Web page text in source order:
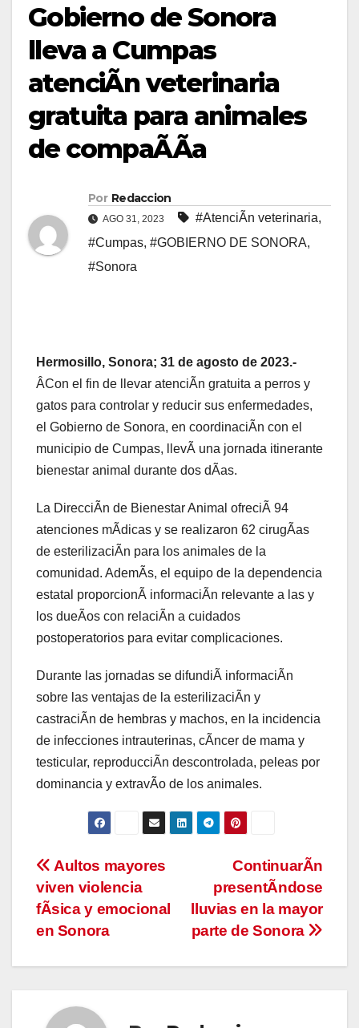
Gobierno de Sonora
lleva a Cumpas
atenciÃn veterinaria
gratuita para animales
de compaÃÃa
Por Redaccion
AGO 31, 2023 #AtenciÃn veterinaria,
#Cumpas, #GOBIERNO DE SONORA,
#Sonora
Hermosillo, Sonora; 31 de agosto de 2023.-
ÂCon el fin de llevar atenciÃn gratuita a perros y
gatos para controlar y reducir sus enfermedades,
el Gobierno de Sonora, en coordinaciÃn con el
municipio de Cumpas, llevÃ una jornada itinerante
bienestar animal durante dos dÃas.
La DirecciÃn de Bienestar Animal ofreciÃ 94
atenciones mÃdicas y se realizaron 62 cirugÃas
de esterilizaciÃn para los animales de la
comunidad. AdemÃs, el equipo de la dependencia
estatal proporcionÃ informaciÃn relevante a las y
los dueÃos con relaciÃn a cuidados
postoperatorios para evitar complicaciones.
Durante las jornadas se difundiÃ informaciÃn
sobre las ventajas de la esterilizaciÃn y
castraciÃn de hembras y machos, en la incidencia
de infecciones intrauterinas, cÃncer de mama y
testicular, reproducciÃn descontrolada, peleas por
dominancia y extravÃo de los animales.
Navegación
de
entradas
ContinuarÃn
presentÃndose
lluvias en la mayor
parte de Sonora
Aultos mayores
viven violencia
fÃsica y emocional
en Sonora